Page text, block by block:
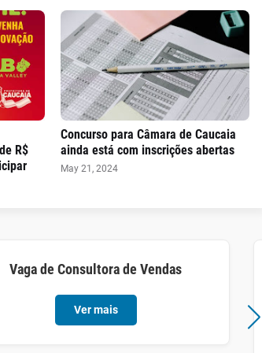
R$
Concurso para Câmara de Caucaia
ainda está com inscrições abertas
May 21, 2024
Vaga de Consultora de Vendas
Ver mais